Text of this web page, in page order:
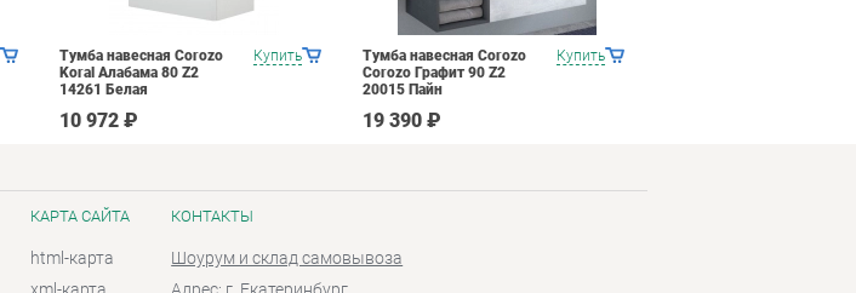
Купить
Тумба навесная Corozo
Koral Алабама 80 Z2
14261 Белая
10 972 ₽
Купить
Тумба навесная Corozo
Corozo Графит 90 Z2
20015 Пайн
19 390 ₽
КАРТА САЙТА
html-карта
xml-карта
КОНТАКТЫ
Шоурум и склад самовывоза
Адрес: г. Екатеринбург,